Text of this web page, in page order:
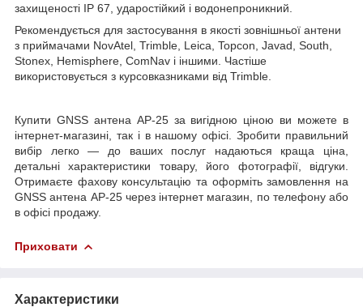
захищеності IP 67, ударостійкий і водонепроникний.
Рекомендується для застосування в якості зовнішньої антени
з приймачами NovAtel, Trimble, Leica, Topcon, Javad, South,
Stonex, Hemisphere, ComNav і іншими. Частіше
використовується з курсовказниками від Trimble.
Купити GNSS антена AP-25 за вигідною ціною ви можете в
інтернет-магазині, так і в нашому офісі. Зробити правильний
вибір легко — до ваших послуг надаються краща ціна,
детальні характеристики товару, його фотографії, відгуки.
Отримаєте фахову консультацію та оформіть замовлення на
GNSS антена AP-25 через інтернет магазин, по телефону або
в офісі продажу.
Приховати
Характеристики